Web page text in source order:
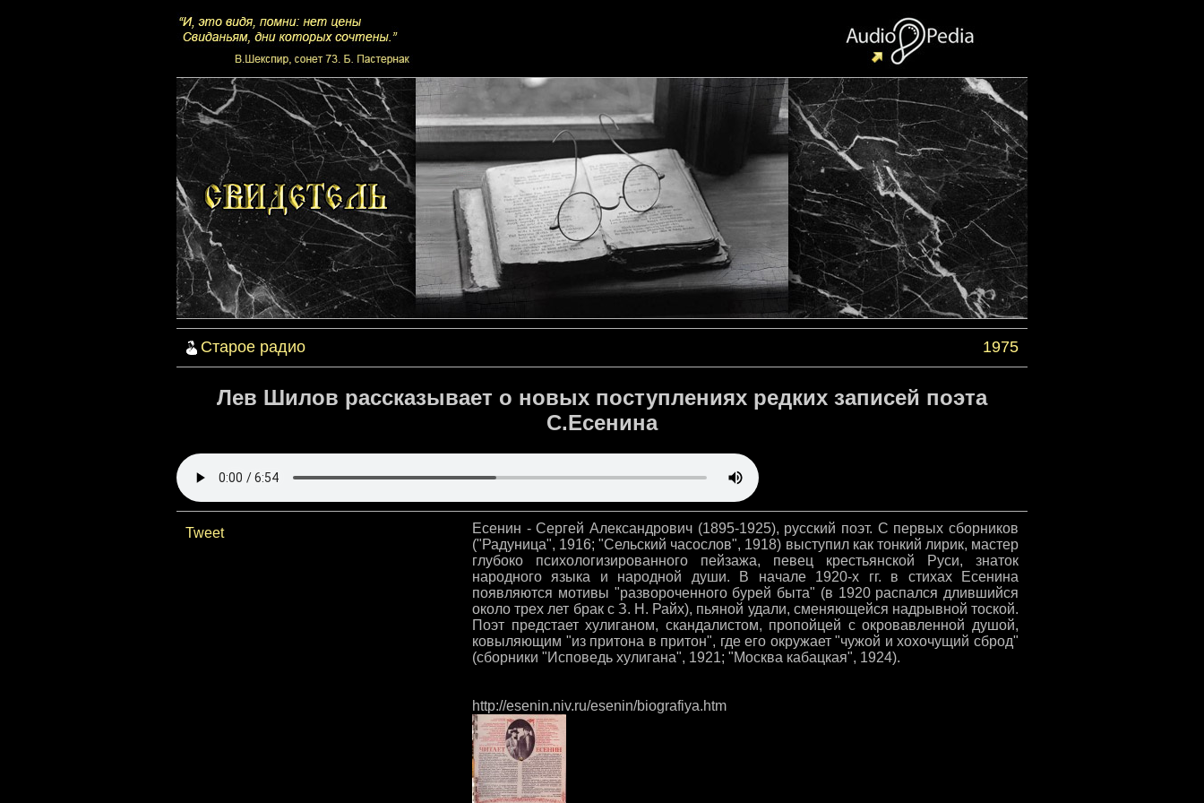
Старое радио 1975
Лев Шилов рассказывает о новых поступлениях редких записей поэта
С.Есенина
Tweet
Есенин - Сергей Александрович (1895-1925), русский поэт. С первых сборников
("Радуница", 1916; "Сельский часослов", 1918) выступил как тонкий лирик, мастер
глубоко психологизированного пейзажа, певец крестьянской Руси, знаток
народного языка и народной души. В начале 1920-х гг. в стихах Есенина
появляются мотивы "развороченного бурей быта" (в 1920 распался длившийся
около трех лет брак с З. Н. Райх), пьяной удали, сменяющейся надрывной тоской.
Поэт предстает хулиганом, скандалистом, пропойцей с окровавленной душой,
ковыляющим "из притона в притон", где его окружает "чужой и хохочущий сброд"
(сборники "Исповедь хулигана", 1921; "Москва кабацкая", 1924).
http://esenin.niv.ru/esenin/biografiya.htm